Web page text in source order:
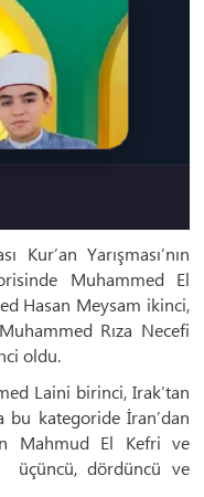
Yarışması’nın
Muhammed El
Hasan Meysam ikinci,
Rıza Necefi
oldu.
Laini birinci, Irak’tan
kategoride İran’dan
Mahmud El Kefri ve
üçüncü, dördüncü ve